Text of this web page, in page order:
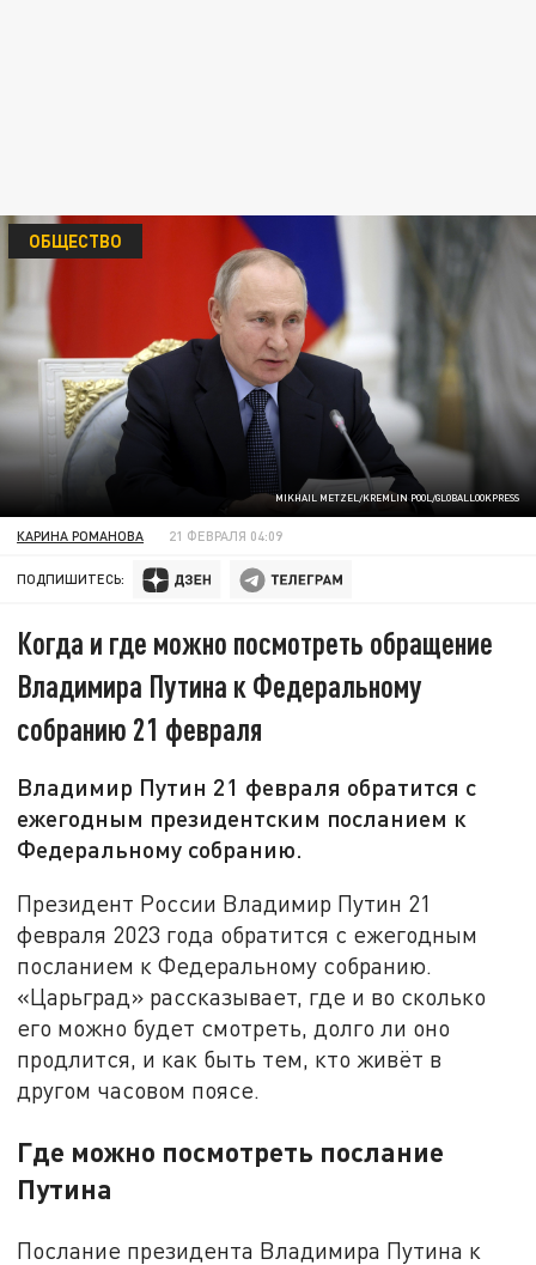
MIKHAIL METZEL/KREMLIN POOL/GLOBALLOOKPRESS
ОБЩЕСТВО
КАРИНА РОМАНОВА 21 ФЕВРАЛЯ 04:09
ПОДПИШИТЕСЬ:
Когда и где можно посмотреть обращение
Владимира Путина к Федеральному
собранию 21 февраля
Владимир Путин 21 февраля обратится с
ежегодным президентским посланием к
Федеральному собранию.
Президент России Владимир Путин 21
февраля 2023 года обратится с ежегодным
посланием к Федеральному собранию.
«Царьград» рассказывает, где и во сколько
его можно будет смотреть, долго ли оно
продлится, и как быть тем, кто живёт в
другом часовом поясе.
Где можно посмотреть послание
Путина
Послание президента Владимира Путина к